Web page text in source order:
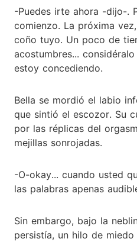
-Puedes irte ahora -dijo-.
comienzo. La próxima
coño tuyo. Un poco de
acostumbres...
estoy concediendo.
Bella se mordió el labio
que sintió el escozor. Su
por las réplicas del
mejillas sonrojadas.
-O-okay... cuando usted
las palabras apenas
Sin embargo, bajo la
persistía, un hilo de